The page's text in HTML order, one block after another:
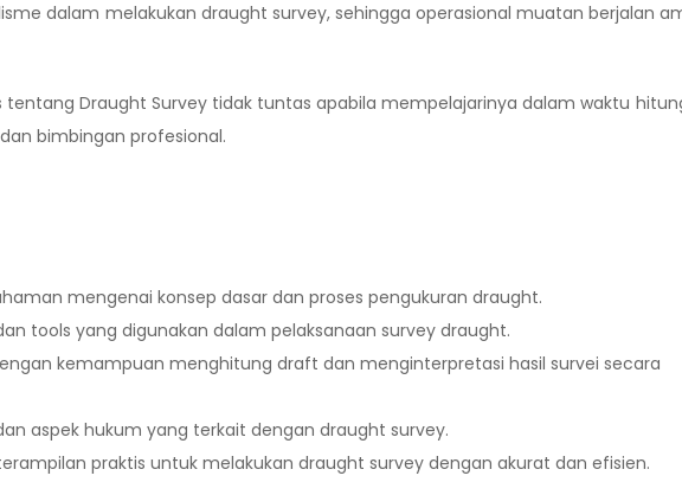
dalam melakukan draught survey, sehingga operasional muatan berjalan
Draught Survey tidak tuntas apabila mempelajarinya dalam waktu
bimbingan profesional.
mengenai konsep dasar dan proses pengukuran draught.
tools yang digunakan dalam pelaksanaan survey draught.
kemampuan menghitung draft dan menginterpretasi hasil survei secara
aspek hukum yang terkait dengan draught survey.
praktis untuk melakukan draught survey dengan akurat dan efisien.